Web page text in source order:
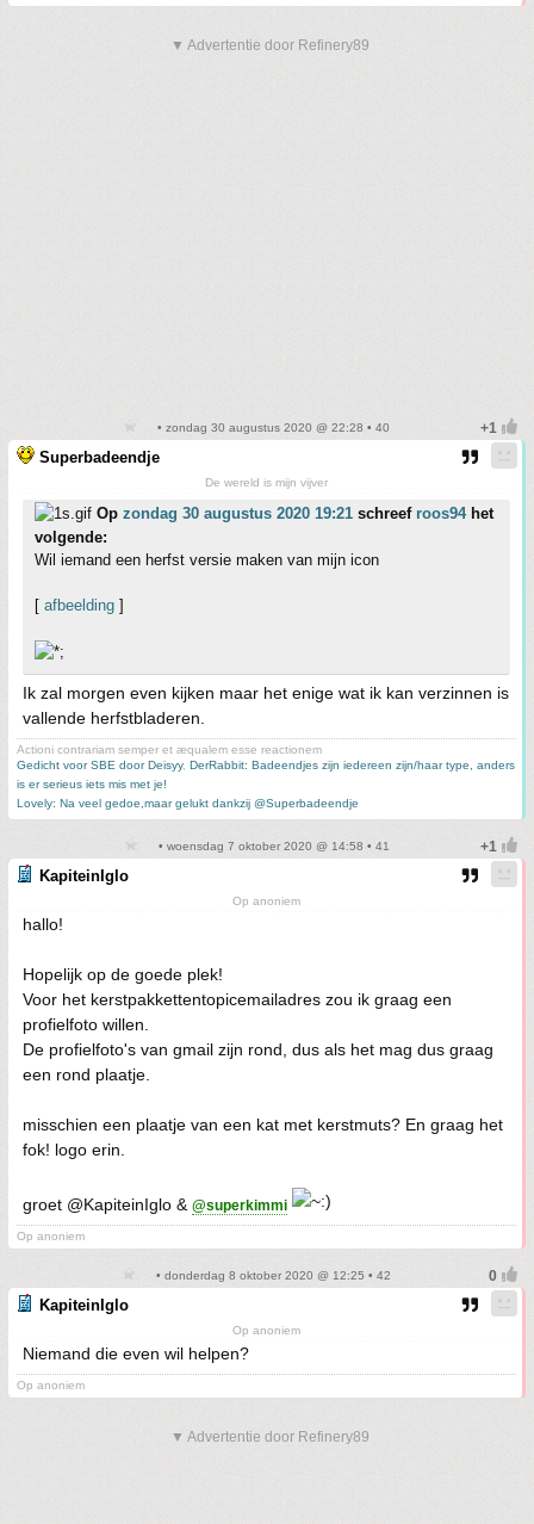
▼ Advertentie door Refinery89
• zondag 30 augustus 2020 @ 22:28 • 40
Superbadeendje
De wereld is mijn vijver
Op zondag 30 augustus 2020 19:21 schreef roos94het
volgende:
Wil iemand een herfst versie maken van mijn icon
[ afbeelding ]
Ik zal morgen even kijken maar het enige wat ik kan verzinnen is
vallende herfstbladeren.
Actioni contrariam semper et æqualem esse reactionem
Gedicht voor SBE door Deisyy, DerRabbit: Badeendjes zijn iedereen zijn/haar type, anders
is er serieus iets mis met je!
Lovely: Na veel gedoe,maar gelukt dankzij @Superbadeendje
• woensdag 7 oktober 2020 @ 14:58 • 41
KapiteinIglo
Op anoniem
hallo!
Hopelijk op de goede plek!
Voor het kerstpakkettentopicemailadres zou ik graag een
profielfoto willen.
De profielfoto's van gmail zijn rond, dus als het mag dus graag
een rond plaatje.
misschien een plaatje van een kat met kerstmuts? En graag het
fok! logo erin.
groet @KapiteinIglo & @superkimmi
Op anoniem
• donderdag 8 oktober 2020 @ 12:25 • 42
KapiteinIglo
Op anoniem
Niemand die even wil helpen?
Op anoniem
▼ Advertentie door Refinery89